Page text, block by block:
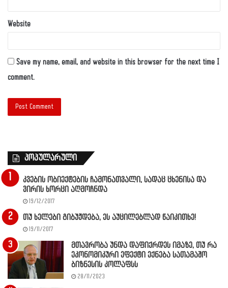
Website
Save my name, email, and website in this browser for the next time I
comment.
პოპულარული
კვების ობიექტების ჩამონათვალი, სადაც ცხენისა და
ვირის ხორცი აღმოჩნდა
19/12/2017
თუ ხელები გიბუჟდება, ეს აუცილებლად წაიკითხე!
19/11/2017
მთავრობა უნდა დაფიქრდეს იმაზე, თუ რა
ეკონომიკური ეფექტი ექნება სათამაშო
ბიზნესის კოლაფსს
28/11/2023